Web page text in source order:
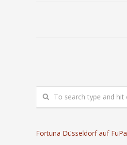
Fortuna Düsseldorf auf FuPa